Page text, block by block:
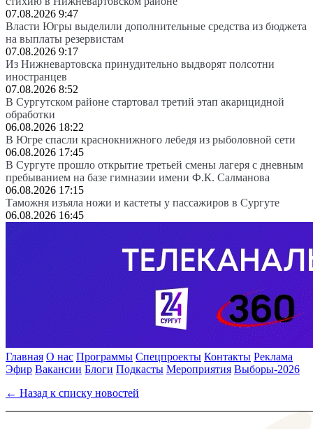
07.08.2026 9:47
Власти Югры выделили дополнительные средства из бюджета
на выплаты резервистам
07.08.2026 9:17
Из Нижневартовска принудительно выдворят полсотни
иностранцев
07.08.2026 8:52
В Сургутском районе стартовал третий этап акарицидной
обработки
06.08.2026 18:22
В Югре спасли краснокнижного лебедя из рыболовной сети
06.08.2026 17:45
В Сургуте прошло открытие третьей смены лагеря с дневным
пребыванием на базе гимназии имени Ф.К. Салманова
06.08.2026 17:15
Таможня изъяла ножи и кастеты у пассажиров в Сургуте
06.08.2026 16:45
Главная О нас Программы Спецпроекты Контакты Реклама
Эфир Вакансии Блоги Подкасты Мероприятия Выборы-2026
← Назад к списку новостей